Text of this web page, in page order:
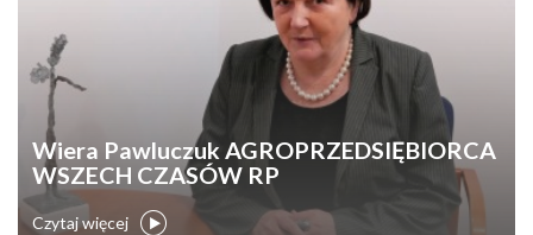
Wiera Pawluczuk AGROPRZEDSIĘBIORCA
WSZECH CZASÓW RP
Czytaj więcej